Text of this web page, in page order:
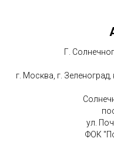
Г.
г. Москва, г.
ул.
ФОК